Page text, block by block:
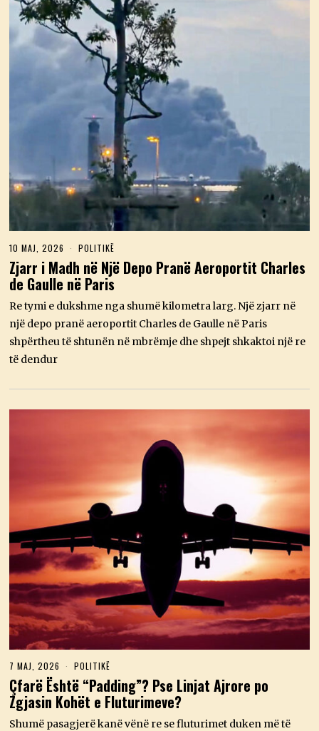
10 MAJ, 2026
0
M
A
J
,
0
2
POLITIKË
Zjarr i Madh në Një Depo Pranë Aeroportit Charles
de Gaulle në Paris
Re tymi e dukshme nga shumë kilometra larg. Një zjarr në
një depo pranë aeroportit Charles de Gaulle në Paris
shpërtheu të shtunën në mbrëmje dhe shpejt shkaktoi një re
të dendur
7 MAJ, 2026
M
A
J
,
2
POLITIKË
Çfarë Është “Padding”? Pse Linjat Ajrore po
Zgjasin Kohët e Fluturimeve?
Shumë pasagjerë kanë vënë re se fluturimet duken më të